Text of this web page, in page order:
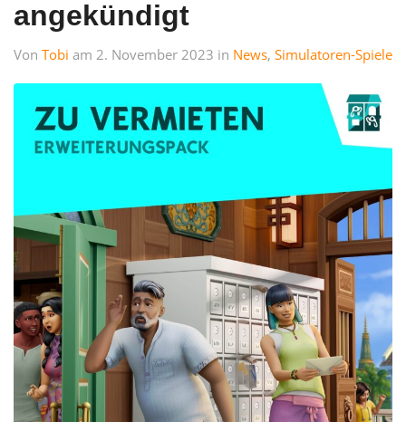
angekündigt
Von Tobi am 2. November 2023 in News, Simulatoren-Spiele